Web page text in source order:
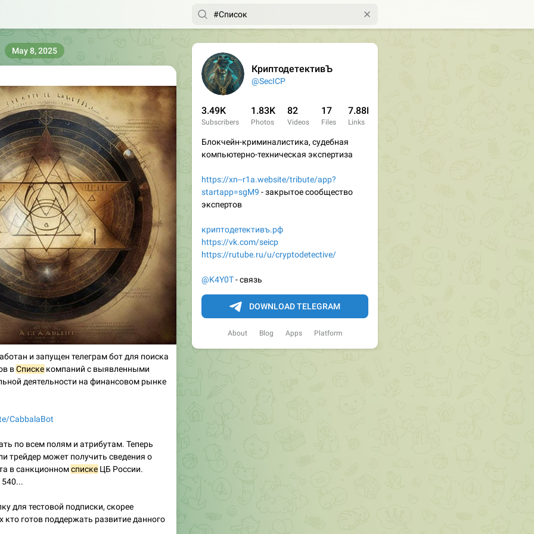
КриптодетективЪ
@SecICP
3.49K
Subscribers
1.83K
Photos
82
Videos
17
Files
7.88K
Links
Блокчейн-криминалистика, судебная
компьютерно-техническая экспертиза
https://xn--r1a.website/tribute/app?
startapp=sgM9 - закрытое сообщество
экспертов
криптодетективъ.рф
https://vk.com/seicp
https://rutube.ru/u/cryptodetective/
@K4Y0T- связь
DOWNLOAD TELEGRAM
About Blog Apps Platform
и запущен телеграм бот для поиска
вСписке компаний с выявленными
деятельности на финансовом рынке
CabbalaBot
по всем полям и атрибутам. Теперь
трейдер может получить сведения о
в санкционномсписке ЦБ России.
для тестовой подписки, скорее
кто готов поддержать развитие данного
May 8, 2025